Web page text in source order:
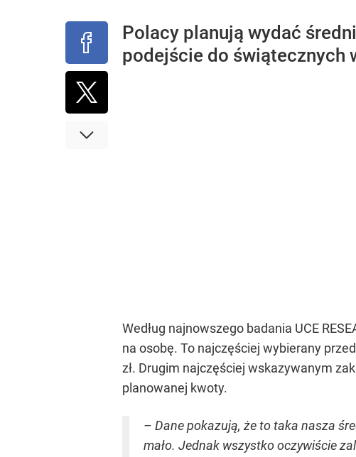
Polacy planują wydać
podejście do świątecznych
Według najnowszego badania UCE
na osobę. To najczęściej wybierany
zł. Drugim najczęściej wskazywanym
planowanej kwoty.
– Dane pokazują, że to taka nasza
mało. Jednak wszystko oczywiście